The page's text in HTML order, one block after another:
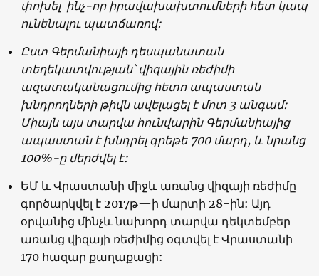
փոխել ինչ-որ իրավախախտումների հետ կապ
ունենալու պատճառով:
Ըստ Գերմանիայի դեսպանատան
տեղեկատվության՝ վիզային ռեժիմի
ազատականացումից հետո ապաստան
խնդրողների թիվն ավելացել է մոտ 3 անգամ:
Միայն այս տարվա հունվարին Գերմանիայից
ապաստան է խնդրել գրեթե 700 մարդ, և նրանց
100%-ը մերժվել է:
ԵՄ և Վրաստանի միջև առանց վիզայի ռեժիմը
գործարկվել է2017թ—ի մարտի 28-ին: Այդ
օրվանից մինչև նախորդ տարվա դեկտեմբեր
առանց վիզայի ռեժիմից օգտվել է Վրաստանի
170 հազար քաղաքացի: